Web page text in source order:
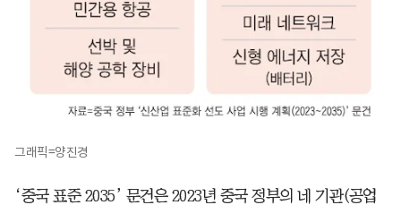
그래픽=양진경
‘중국 표준 2035’ 문건은 2023년 중국 정부의 네 기관(공업